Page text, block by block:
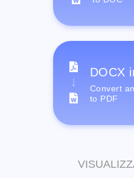
DOCX
Convert
to PDF